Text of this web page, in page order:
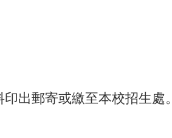
出郵寄或繳至本校招生處。